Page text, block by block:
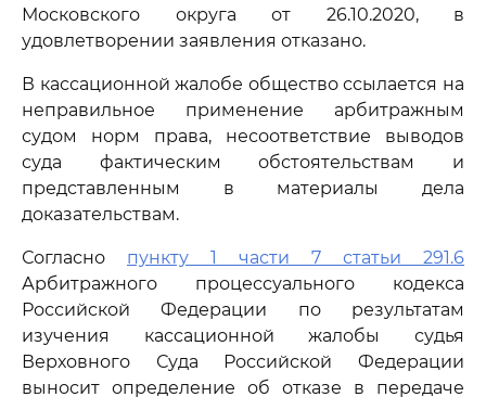
Московского округа от 26.10.2020, в
удовлетворении заявления отказано.
В кассационной жалобе общество ссылается на
неправильное применение арбитражным
судом норм права, несоответствие выводов
суда фактическим обстоятельствам и
представленным в материалы дела
доказательствам.
Согласно пункту 1 части 7 статьи 291.6
Арбитражного процессуального кодекса
Российской Федерации по результатам
изучения кассационной жалобы судья
Верховного Суда Российской Федерации
выносит определение об отказе в передаче